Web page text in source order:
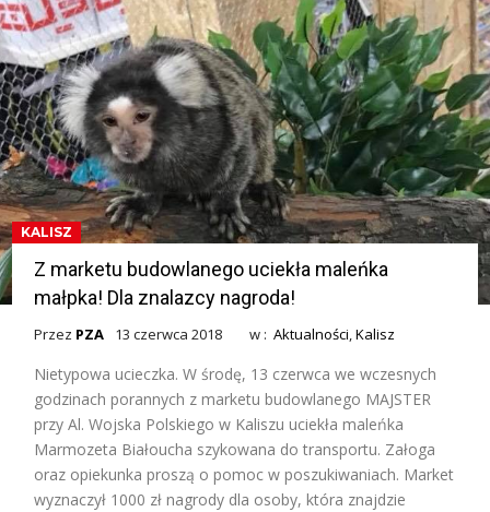
KALISZ
Z marketu budowlanego uciekła maleńka
małpka! Dla znalazcy nagroda!
Przez PZA 13 czerwca 2018 w :Aktualności,Kalisz
Nietypowa ucieczka. W środę, 13 czerwca we wczesnych
godzinach porannych z marketu budowlanego MAJSTER
przy Al. Wojska Polskiego w Kaliszu uciekła maleńka
Marmozeta Białoucha szykowana do transportu. Załoga
oraz opiekunka proszą o pomoc w poszukiwaniach. Market
wyznaczył 1000 zł nagrody dla osoby, która znajdzie